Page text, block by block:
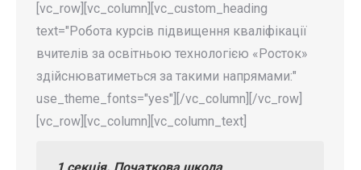
[vc_row][vc_column][vc_custom_heading
text="Робота курсів підвищення кваліфікації
вчителів за освітньою технологією «Росток»
здійснюватиметься за такими напрямами:"
use_theme_fonts="yes"][/vc_column][/vc_row]
[vc_row][vc_column][vc_column_text]